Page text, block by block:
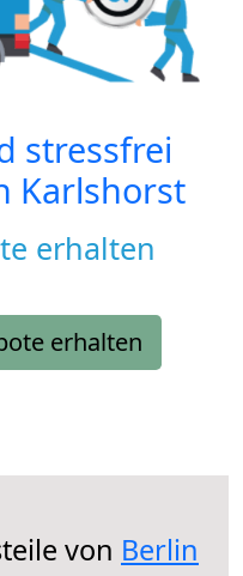
stressfrei
Karlshorst
erhalten
erhalten
von Berlin